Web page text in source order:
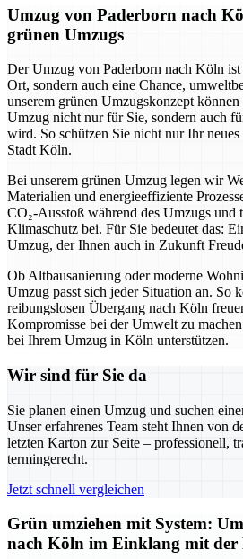
Umzug von Paderborn nach
grünen Umzugs
Der Umzug von Paderborn nach Köln
Ort, sondern auch eine Chance,
unserem grünen Umzugskonzept
Umzug nicht nur für Sie, sondern auch
wird. So schützen Sie nicht nur Ihr
Stadt Köln.
Bei unserem grünen Umzug legen wir
Materialien und energieeffiziente
CO₂-Ausstoß während des Umzugs und
Klimaschutz bei. Für Sie bedeutet das:
Umzug, der Ihnen auch in Zukunft
Ob Altbausanierung oder moderne
Umzug passt sich jeder Situation an. So
reibungslosen Übergang nach Köln
Kompromisse bei der Umwelt zu
bei Ihrem Umzug in Köln unterstützen.
Wir sind für Sie da
Sie planen einen Umzug und suchen
Unser erfahrenes Team steht Ihnen von
letzten Karton zur Seite – professionell,
termingerecht.
Jetzt schnell vergleichen
Grün umziehen mit System:
nach Köln im Einklang mit der